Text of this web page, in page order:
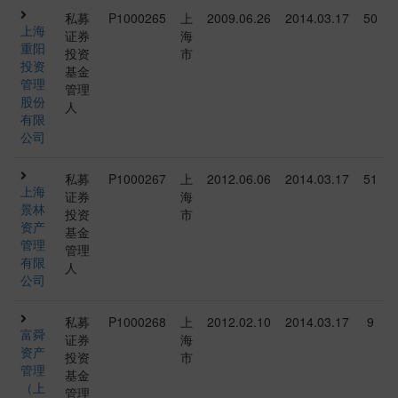
上海
重阳
投资
管理
股份
有限
公司
私募
证券
投资
基金
管理
人
P1000265
上
海
市
2009.06.26 2014.03.17 50
上海
景林
资产
管理
有限
公司
私募
证券
投资
基金
管理
人
P1000267
上
海
市
2012.06.06 2014.03.17 51
富舜
资产
管理
（上
私募
证券
投资
基金
管理
P1000268
上
海
市
2012.02.10 2014.03.17 9